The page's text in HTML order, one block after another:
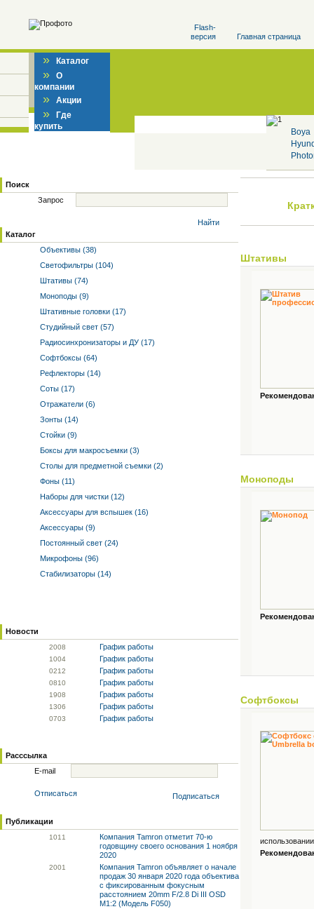
Flash-
версия
Главная страница
» Каталог
» О
компании
» Акции
» Где
купить
Boya
Поиск
Запрос
Найти
Каталог
Объективы (38)
Светофильтры (104)
Штативы (74)
Моноподы (9)
Штативные головки (17)
Студийный свет (57)
Радиосинхронизаторы и ДУ (17)
Софтбоксы (64)
Рефлекторы (14)
Соты (17)
Отражатели (6)
Зонты (14)
Стойки (9)
Боксы для макросъемки (3)
Столы для предметной съемки (2)
Фоны (11)
Наборы для чистки (12)
Аксессуары для вспышек (16)
Аксессуары (9)
Постоянный свет (24)
Микрофоны (96)
Стабилизаторы (14)
Новости
2008 График работы
1004 График работы
0212 График работы
0810 График работы
1908 График работы
1306 График работы
0703 График работы
Расссылка
E-mail
Отписаться Подписаться
Публикации
1011
Компания Tamron отметит 70-ю
годовщину своего основания 1 ноября
2020
2001
Компания Tamron объявляет о начале
продаж 30 января 2020 года объектива
с фиксированным фокусным
расстоянием 20mm F/2.8 Di III OSD
M1:2 (Модель F050)
Штативы
Моноподы
Софтбоксы